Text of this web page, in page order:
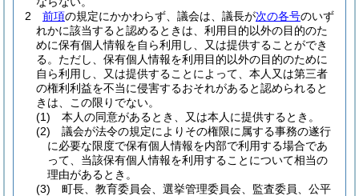
2
前項の規定にかかわらず、議会は、議長が次の各号のいず
れかに該当すると認めるときは、利用目的以外の目的のた
めに保有個人情報を自ら利用し、又は提供することができ
る。 ただし、保有個人情報を利用目的以外の目的のために
自ら利用し、又は提供することによって、本人又は第三者
の権利利益を不当に侵害するおそれがあると認められると
きは、この限りでない。
(1)
本人の同意があるとき、又は本人に提供するとき。
(2)
議会が法令の規定によりその権限に属する事務の遂行
に必要な限度で保有個人情報を内部で利用する場合であ
って、当該保有個人情報を利用することについて相当の
理由があるとき。
(3)
町長、教育委員会、選挙管理委員会、監査委員、公平